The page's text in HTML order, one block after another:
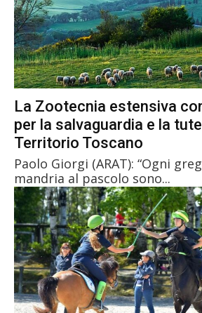
La Zootecnia estensiva
per la salvaguardia e la
Territorio Toscano
Paolo Giorgi (ARAT): “Ogni
mandria al pascolo sono...